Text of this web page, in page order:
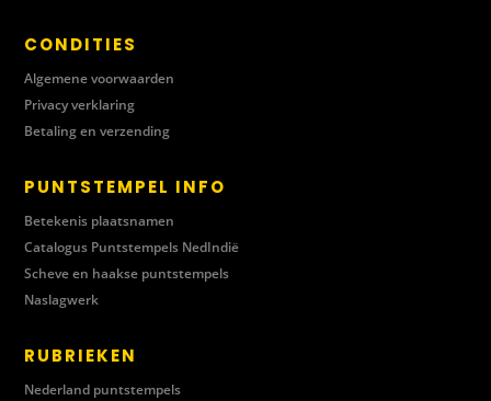
CONDITIES
Algemene voorwaarden
Privacy verklaring
Betaling en verzending
PUNTSTEMPEL INFO
Betekenis plaatsnamen
Catalogus Puntstempels NedIndië
Scheve en haakse puntstempels
Naslagwerk
RUBRIEKEN
Nederland puntstempels